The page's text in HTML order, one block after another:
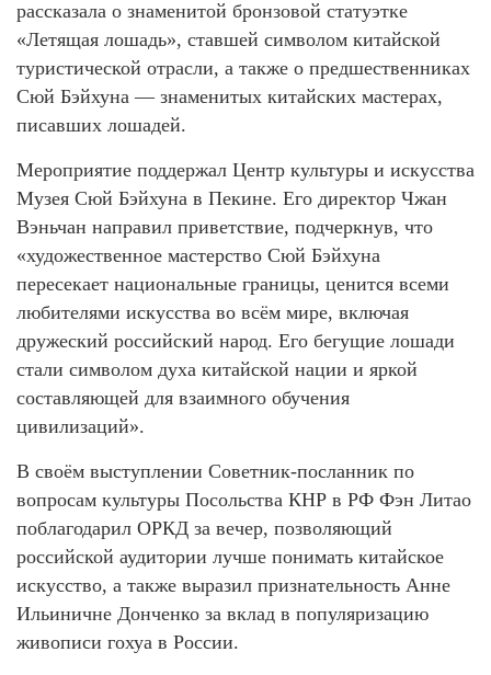
рассказала о знаменитой бронзовой статуэтке
«Летящая лошадь», ставшей символом китайской
туристической отрасли, а также о предшественниках
Сюй Бэйхуна — знаменитых китайских мастерах,
писавших лошадей.
Мероприятие поддержал Центр культуры и искусства
Музея Сюй Бэйхуна в Пекине. Его директор Чжан
Вэньчан направил приветствие, подчеркнув, что
«художественное мастерство Сюй Бэйхуна
пересекает национальные границы, ценится всеми
любителями искусства во всём мире, включая
дружеский российский народ. Его бегущие лошади
стали символом духа китайской нации и яркой
составляющей для взаимного обучения
цивилизаций».
В своём выступлении Советник‑посланник по
вопросам культуры Посольства КНР в РФ Фэн Литао
поблагодарил ОРКД за вечер, позволяющий
российской аудитории лучше понимать китайское
искусство, а также выразил признательность Анне
Ильиничне Донченко за вклад в популяризацию
живописи гохуа в России.